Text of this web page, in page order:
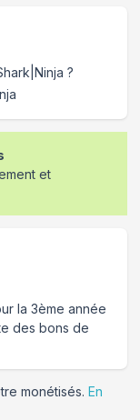
?
et
la 3ème année
des bons de
monétisés. En